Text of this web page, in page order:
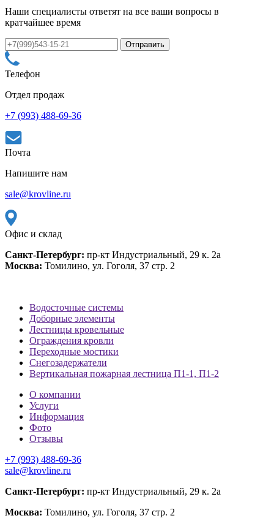
Наши специалисты ответят на все ваши вопросы в
кратчайшее время
Телефон
Отдел продаж
+7 (993) 488-69-36
Почта
Напишите нам
sale@krovline.ru
Офис и склад
Санкт-Петербург: пр-кт Индустриальный, 29 к. 2а
Москва: Томилино, ул. Гоголя, 37 стр. 2
Водосточные системы
Доборные элементы
Лестницы кровельные
Ограждения кровли
Переходные мостики
Снегозадержатели
Вертикальная пожарная лестница П1-1, П1-2
О компании
Услуги
Информация
Фото
Отзывы
+7 (993) 488-69-36
sale@krovline.ru
Санкт-Петербург: пр-кт Индустриальный, 29 к. 2а
Москва: Томилино, ул. Гоголя, 37 стр. 2